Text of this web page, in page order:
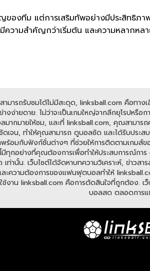
องทีม แต่การเสริมทัพอย่างมีประสิทธิภา
ความสำคัญกว่าเริ่มต้น และความหลาก
มารถรับชมได้ไม่มีสะดุด, linksball.com คือท
ง่ายดาย. ไม่ว่าจะเป็นเกมใหญ่จากลีกยุโรปหรื
ากมายให้ชม, และที่ linksball.com, คุณสามา
เจน, ทำให้คุณสามารถ ดูบอลชัด และได้รับปร
อมกับฟังก์ชั่นต่างๆ ที่ช่วยให้การติดตามเกมส์
มีทุกอย่างที่คุณต้องการเพื่อทำให้ประสบการณ์
านั้น. เว็บไซต์ได้จัดหาบทความวิเคราะห์, ข่าว
ะความต้องการของแฟนฟุตบอลทำให้
ช้งาน linksball.com คือการตัดสินใจที่ถูกต้อง.
บอลสด ตลอดการแ